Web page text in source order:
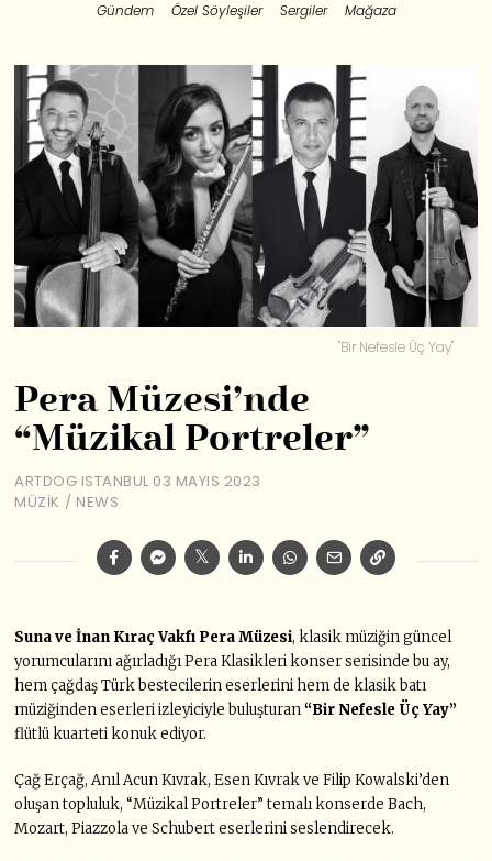
Gündem
Özel Söyleşiler Sergiler Mağaza
"Bir Nefesle Üç Yay"
Pera Müzesi’nde
“Müzikal Portreler”
ARTDOG ISTANBUL 03 MAYIS 2023
MÜZIK / NEWS
Suna ve İnan Kıraç Vakfı Pera Müzesi, klasik müziğin güncel
yorumcularını ağırladığı Pera Klasikleri konser serisinde bu ay,
hem çağdaş Türk bestecilerin eserlerini hem de klasik batı
müziğinden eserleri izleyiciyle buluşturan“Bir Nefesle Üç Yay”
flütlü kuarteti konuk ediyor.
Çağ Erçağ, Anıl Acun Kıvrak, Esen Kıvrak ve Filip Kowalski’den
oluşan topluluk, “Müzikal Portreler” temalı konserde Bach,
Mozart, Piazzola ve Schubert eserlerini seslendirecek.